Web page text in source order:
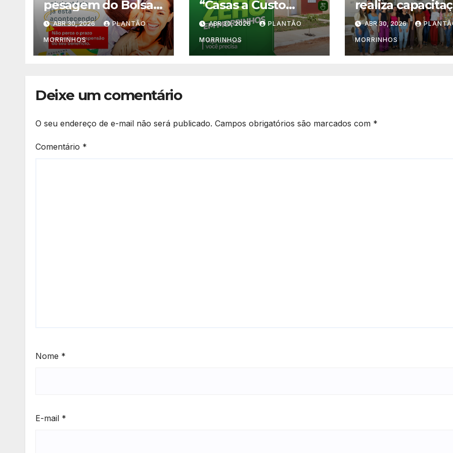
pesagem do Bolsa
Família segue até
30 de junho em
Morrinhos
ABR 30, 2026 PLANTÃO
MORRINHOS
“Casas a Custo
Zero” seguem
abertas até 7 de
maio em Morrinhos
ABR 30, 2026 PLANTÃO
MORRINHOS
realiza
para
de
subdérmico na
Atenção
ABR 30, 2026
MORRINHOS
Deixe um comentário
O seu endereço de e-mail não será publicado. Campos obrigatórios são marcados com *
Comentário *
Nome *
E-mail *